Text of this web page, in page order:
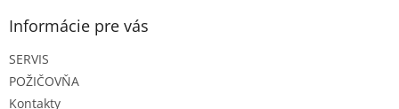
Informácie pre vás
SERVIS
POŽIČOVŇA
Kontakty